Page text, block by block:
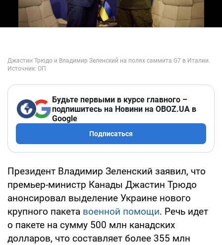
Будьте первыми в курсе главного –
подпишитесь на Новини на OBOZ.UA в
Google
Подписаться
Президент Владимир Зеленский заявил, что
премьер-министр Канады Джастин Трюдо
анонсировал выделение Украине нового
крупного пакета военной помощи. Речь идет
о пакете на сумму 500 млн канадских
долларов, что составляет более 355 млн